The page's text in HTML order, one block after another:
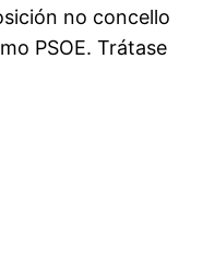
no concello
PSOE. Trátase